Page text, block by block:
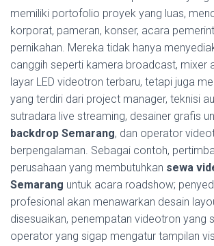
memiliki portofolio proyek yang luas,
korporat, pameran, konser, acara
pernikahan. Mereka tidak hanya
canggih seperti kamera broadcast, mixer
layar LED videotron terbaru, tetapi juga
yang terdiri dari project manager, teknisi
sutradara live streaming, desainer grafis
backdrop Semarang, dan operator
berpengalaman. Sebagai contoh,
perusahaan yang membutuhkan sewa
Semarang untuk acara roadshow;
profesional akan menawarkan desain
disesuaikan, penempatan videotron yang
operator yang sigap mengatur tampilan